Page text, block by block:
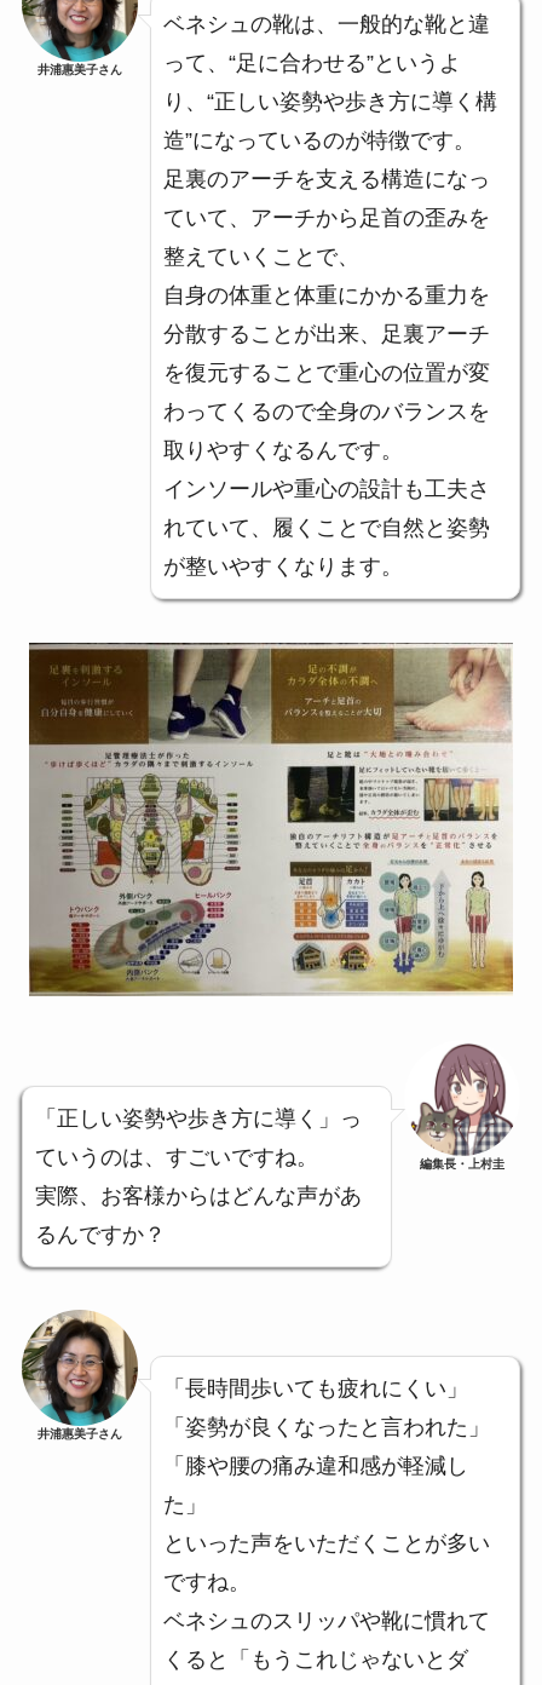
井浦惠美子さん
ベネシュの靴は、一般的な靴と違
って、“足に合わせる”というよ
り、“正しい姿勢や歩き方に導く構
造”になっているのが特徴です。
足裏のアーチを支える構造になっ
ていて、アーチから足首の歪みを
整えていくことで、
自身の体重と体重にかかる重力を
分散することが出来、足裏アーチ
を復元することで重心の位置が変
わってくるので全身のバランスを
取りやすくなるんです。
インソールや重心の設計も工夫さ
れていて、履くことで自然と姿勢
が整いやすくなります。
「正しい姿勢や歩き方に導く」っ
ていうのは、すごいですね。
実際、お客様からはどんな声があ
るんですか？
編集長・上村圭
井浦惠美子さん
「長時間歩いても疲れにくい」
「姿勢が良くなったと言われた」
「膝や腰の痛み違和感が軽減し
た」
といった声をいただくことが多い
ですね。
ベネシュのスリッパや靴に慣れて
くると「もうこれじゃないとダ